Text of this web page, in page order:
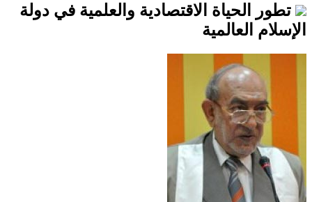
تطور الحياة الاقتصادية والعلمية في دولة
الإسلام العالمية